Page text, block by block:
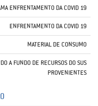
ENFRENTAMENTO DA COVID 19
ENFRENTAMENTO DA COVID 19
MATERIAL DE CONSUMO
A FUNDO DE RECURSOS DO SUS
PROVENIENTES